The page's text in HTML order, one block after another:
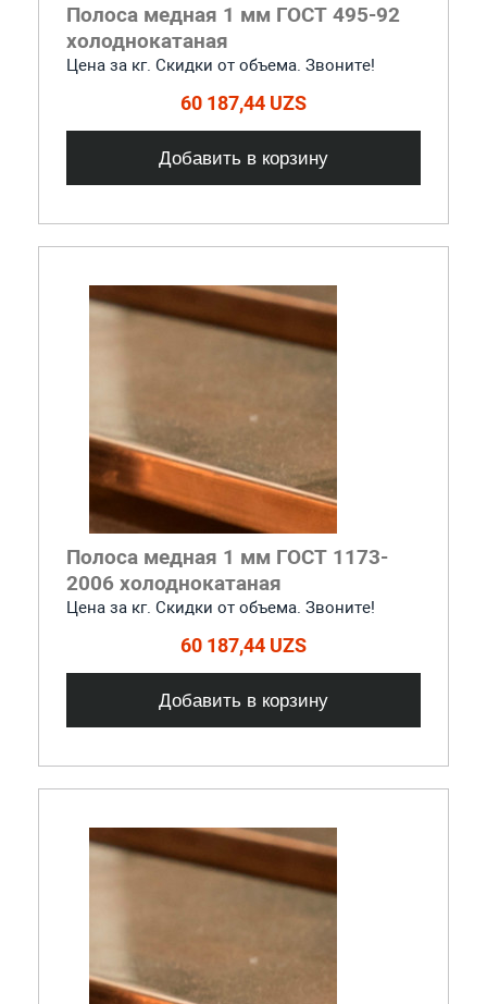
Полоса медная 1 мм ГОСТ 495-92
холоднокатаная
Цена за кг. Скидки от объема. Звоните!
60 187,44 UZS
Добавить в корзину
Полоса медная 1 мм ГОСТ 1173-
2006 холоднокатаная
Цена за кг. Скидки от объема. Звоните!
60 187,44 UZS
Добавить в корзину